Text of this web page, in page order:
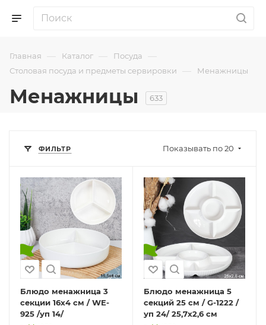
Главная — Каталог — Посуда —
Столовая посуда и предметы сервировки — Менажницы
Менажницы 633
ФИЛЬТР Показывать по 20
Блюдо менажница 3
секции 16х4 см / WE-
925 /уп 14/
Блюдо менажница 5
секций 25 см / G-1222 /
уп 24/ 25,7х2,6 см